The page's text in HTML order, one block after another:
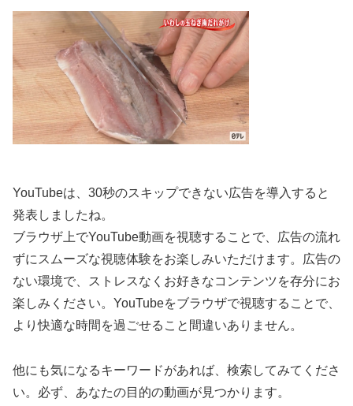
YouTubeは、30秒のスキップできない広告を導入すると
発表しましたね。
ブラウザ上でYouTube動画を視聴することで、広告の流れ
ずにスムーズな視聴体験をお楽しみいただけます。広告の
ない環境で、ストレスなくお好きなコンテンツを存分にお
楽しみください。YouTubeをブラウザで視聴することで、
より快適な時間を過ごせること間違いありません。
他にも気になるキーワードがあれば、検索してみてくださ
い。必ず、あなたの目的の動画が見つかります。